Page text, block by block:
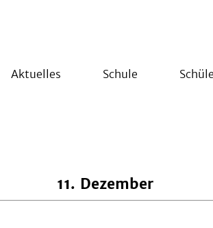
Aktuelles Schule
11. Dezember